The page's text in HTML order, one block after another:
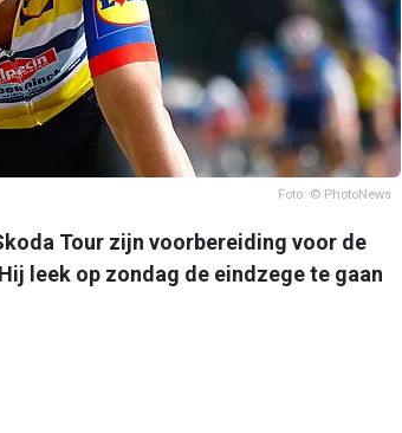
Foto: © PhotoNews
Tour zijn voorbereiding voor de
leek op zondag de eindzege te gaan